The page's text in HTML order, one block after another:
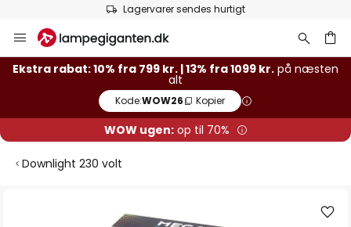
Lagervarer sendes hurtigt
to
Content
Ekstra rabat: 10% fra 799 kr. | 13% fra 1099 kr. på næsten
alt
Kode:WOW26 Kopier
WOW ugen:op til 70%
Downlight 230 volt